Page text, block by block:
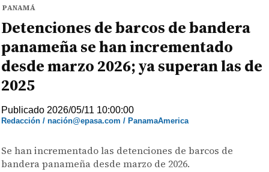
PANAMÁ
Detenciones de barcos de bandera
panameña se han incrementado
desde marzo 2026; ya superan las de
2025
Publicado 2026/05/11 10:00:00
Redacción / nación@epasa.com / PanamaAmerica
Se han incrementado las detenciones de barcos de
bandera panameña desde marzo de 2026.